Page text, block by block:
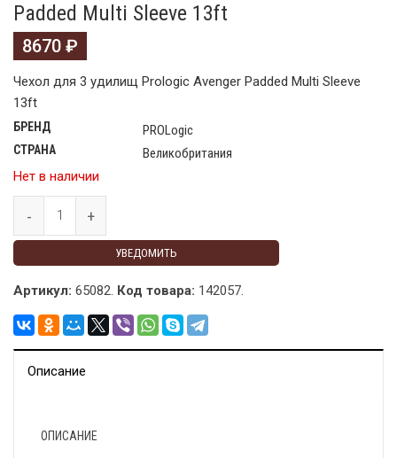
Padded Multi Sleeve 13ft
8670 ₽
Чехол для 3 удилищ Prologic Avenger Padded Multi Sleeve
13ft
БРЕНД PROLogic
СТРАНА
Великобритания
Нет в наличии
УВЕДОМИТЬ
Артикул: 65082. Код товара: 142057.
Описание
ОПИСАНИЕ